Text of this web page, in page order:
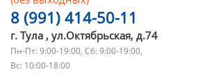
8 (991) 414-50-11
г. Тула , ул.Октябрьская, д.74
Пн-Пт: 9:00-19:00, Сб: 9:00-19:00,
Вс: 10:00-18:00